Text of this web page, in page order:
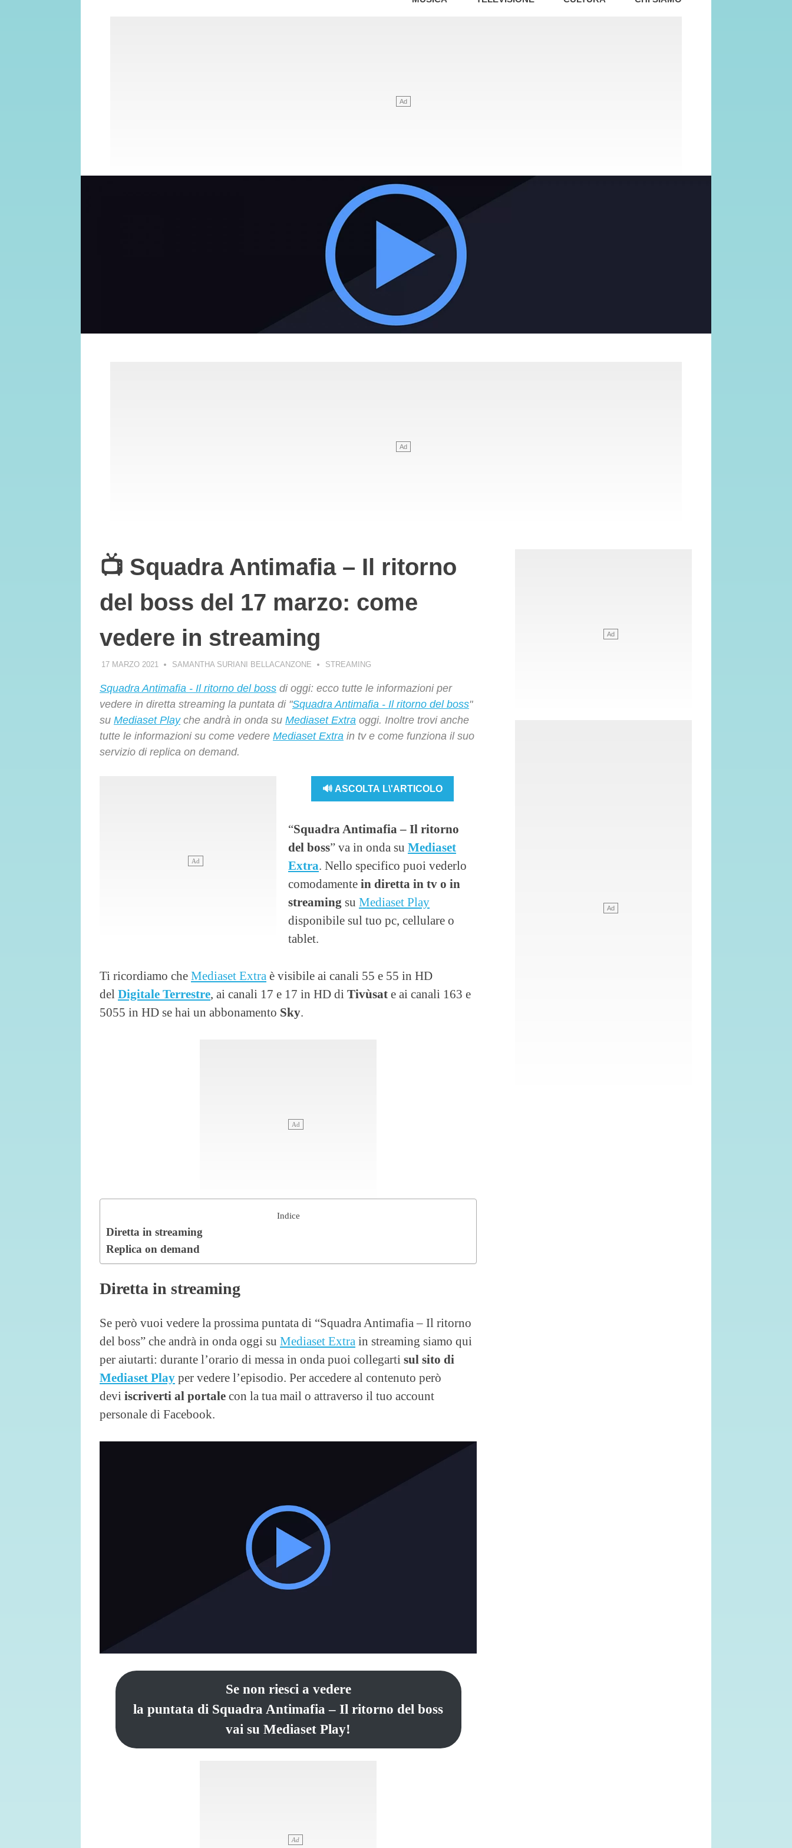
📺 Squadra Antimafia – Il ritorno
del boss del 17 marzo: come
vedere in streaming
17 MARZO 2021 SAMANTHA SURIANI BELLACANZONE STREAMING
Squadra Antimafia - Il ritorno del boss di oggi: ecco tutte le informazioni per
vedere in diretta streaming la puntata di "Squadra Antimafia - Il ritorno del boss"
su Mediaset Playche andrà in onda su Mediaset Extra oggi. Inoltre trovi anche
tutte le informazioni su come vedere Mediaset Extra in tv e come funziona il suo
servizio di replica on demand.
🔊 ASCOLTA L\'ARTICOLO
“Squadra Antimafia – Il ritorno
del boss” va in onda su Mediaset
Extra. Nello specifico puoi vederlo
comodamente in diretta in tv o in
streaming su Mediaset Play
disponibile sul tuo pc, cellulare o
tablet.
Ti ricordiamo che Mediaset Extra è visibile ai canali 55 e 55 in HD
del Digitale Terrestre, ai canali 17 e 17 in HD di Tivùsat e ai canali 163 e
5055 in HD se hai un abbonamento Sky.
Indice
Diretta in streaming
Replica on demand
Diretta in streaming
Se però vuoi vedere la prossima puntata di “Squadra Antimafia – Il ritorno
del boss” che andrà in onda oggi su Mediaset Extra in streaming siamo qui
per aiutarti: durante l’orario di messa in onda puoi collegarti sul sito di
Mediaset Play per vedere l’episodio. Per accedere al contenuto però
devi iscriverti al portale con la tua mail o attraverso il tuo account
personale di Facebook.
Se non riesci a vedere
la puntata di Squadra Antimafia – Il ritorno del boss
vai su Mediaset Play!